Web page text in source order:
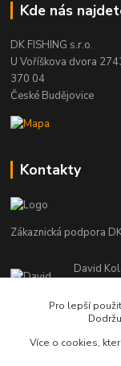
Kde nás
DK FISHING s.r.o.
U Voříškova dvora
370 04
České Budějovice
Kontakty
Zákaznická podpora
David
(Po-Pá,
Pro lepší
Více o cookies,